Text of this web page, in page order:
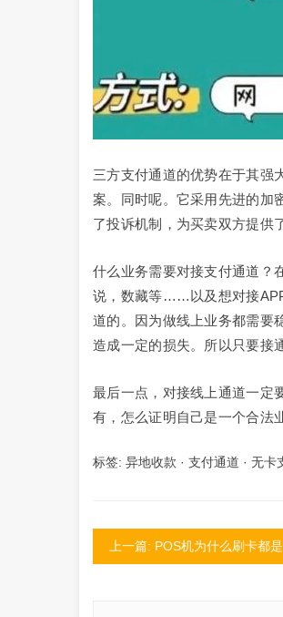
三方支付通道的优势在于其强
案。同时呢。它采用先进的加
了投诉机制，为买卖双方提供
什么业务需要对接支付通道？
说，数藏等……以及想对接
道的。因为做线上业务都需要
造成一定的损失。所以只要接
最后一点，对接线上通道一定
有，怎么证明自己是一个合法
标签: 异地收款 · 支付通道 · 无卡
上一篇: POS机为什么刷卡都